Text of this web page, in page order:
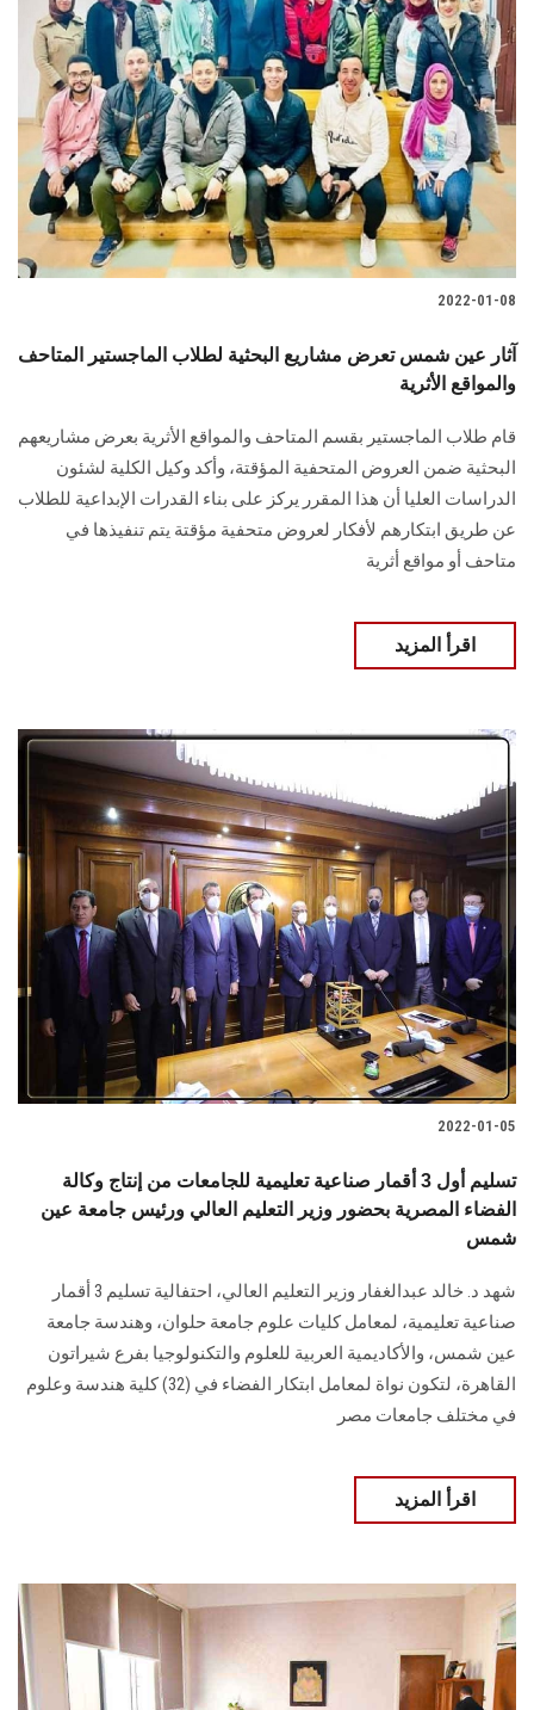
تواصل معنا
الطلاب
هيئة التدريس
الدراسات العليا
الزائـرون
سجل الان
2022-01-08
آثار عين شمس تعرض مشاريع البحثية لطلاب الماجستير المتاحف
والمواقع الأثرية
قام طلاب الماجستير بقسم المتاحف والمواقع الأثرية بعرض مشاريعهم
البحثية ضمن العروض المتحفية المؤقتة، وأكد وكيل الكلية لشئون
الدراسات العليا أن هذا المقرر يركز على بناء القدرات الإبداعية للطلاب
عن طريق ابتكارهم لأفكار لعروض متحفية مؤقتة يتم تنفيذها في
متاحف أو مواقع أثرية
اقرأ المزيد
2022-01-05
تسليم أول 3 أقمار صناعية تعليمية للجامعات من إنتاج وكالة
الفضاء المصرية بحضور وزير التعليم العالي ورئيس جامعة عين
شمس
شهد د. خالد عبدالغفار وزير التعليم العالي، احتفالية تسليم 3 أقمار
صناعية تعليمية، لمعامل كليات علوم جامعة حلوان، وهندسة جامعة
عين شمس، والأكاديمية العربية للعلوم والتكنولوجيا بفرع شيراتون
القاهرة، لتكون نواة لمعامل ابتكار الفضاء في (32) كلية هندسة وعلوم
في مختلف جامعات مصر
اقرأ المزيد